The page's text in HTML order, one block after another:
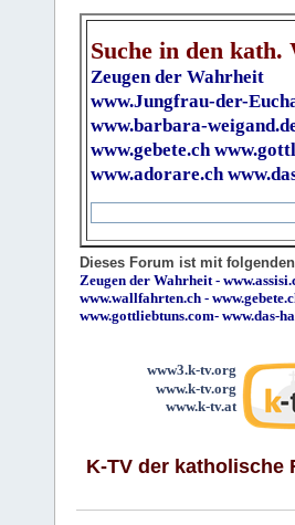
Suche in den kath.
Zeugen der Wahrheit
www.Jungfrau-der-
www.barbara-
www.gebete.ch
www.adorare.ch
Dieses Forum ist mit
Zeugen der Wahrheit -
www.wallfahrten.ch -
www.gottliebtuns.com- www.das-
www3.k-tv.org
www.k-tv.org
www.k-tv.at
K-TV der katholische